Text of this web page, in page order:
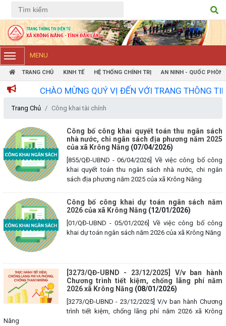
Tiếng Việt Tiếng Anh
MENU
TRANG CHỦ KINH TẾ HỆ THỐNG CHÍNH TRỊ AN NINH - QUỐC
CHÀO MỪNG QUÝ VỊ ĐẾN VỚI TRANG THÔNG TIN
Trang Chủ Công khai tài chính
Công bố công khai quyết toán thu ngân sách
nhà nước, chi ngân sách địa phương năm 2025
của xã Krông Năng (07/04/2026)
[855/QĐ-UBND - 06/04/2026] Về việc công bố công
khai quyết toán thu ngân sách nhà nước, chi ngân
sách địa phương năm 2025 của xã Krông Năng
Công bố công khai dự toán ngân sách năm
2026 của xã Krông Năng (12/01/2026)
[01/QĐ-UBND - 05/01/2026] Về việc công bố công
khai dự toán ngân sách năm 2026 của xã Krông Năng
[3273/QĐ-UBND - 23/12/2025] V/v ban hành
Chương trình tiết kiệm, chống lãng phí năm
2026 xã Krông Năng (08/01/2026)
[3273/QĐ-UBND - 23/12/2025] V/v ban hành Chương
trình tiết kiệm, chống lãng phí năm 2026 xã Krông
Năng